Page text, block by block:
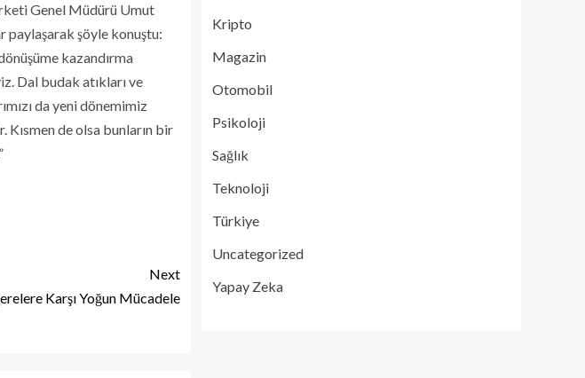
Genel Müdürü Umut
paylaşarak şöyle konuştu:
kazandırma
Dal budak atıkları ve
da yeni dönemimiz
Kısmen de olsa bunların bir
Next
Karşı Yoğun Mücadele
Kripto
Magazin
Otomobil
Psikoloji
Sağlık
Teknoloji
Türkiye
Uncategorized
Yapay Zeka